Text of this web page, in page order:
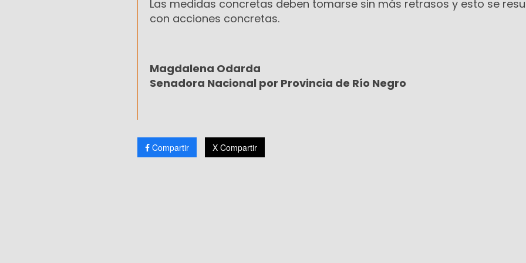
Las medidas concretas deben tomarse sin más retrasos y esto se
con acciones concretas.
Magdalena Odarda
Senadora Nacional por Provincia de Río Negro
Compartir X Compartir